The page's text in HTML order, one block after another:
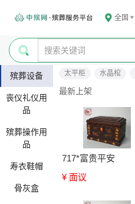
全国
殡葬设备
丧仪礼仪用
品
殡葬操作用
品
寿衣鞋帽
骨灰盒
太平柜 水晶棺
最新上架
717*富贵平安
¥ 面议